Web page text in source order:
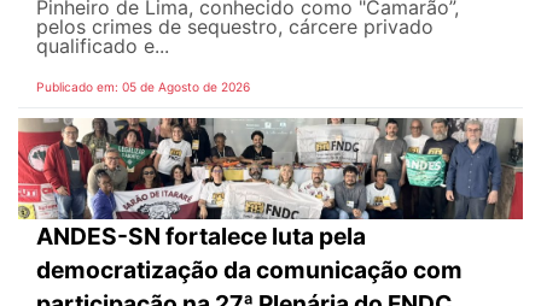
Pinheiro de Lima, conhecido como "Camarão”,
pelos crimes de sequestro, cárcere privado
qualificado e...
Publicado em: 05 de Agosto de 2026
ANDES-SN fortalece luta pela
democratização da comunicação com